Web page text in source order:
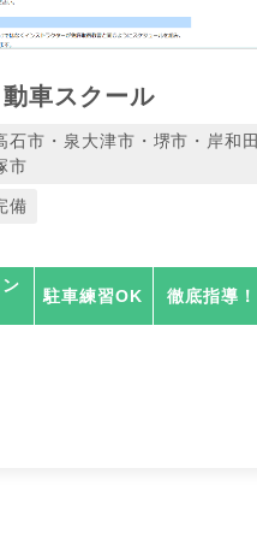
車スクール
石市・泉大津市・堺市・岸和田
市
備
駐車練習OK 徹底指導！